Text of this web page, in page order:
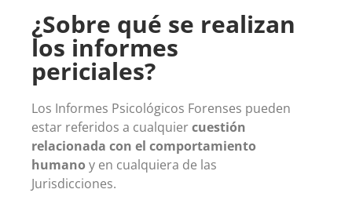
¿Sobre qué se realizan
los informes
periciales?
Los Informes Psicológicos Forenses pueden
estar referidos a cualquiercuestión
relacionada con el comportamiento
humano y en cualquiera de las
Jurisdicciones.